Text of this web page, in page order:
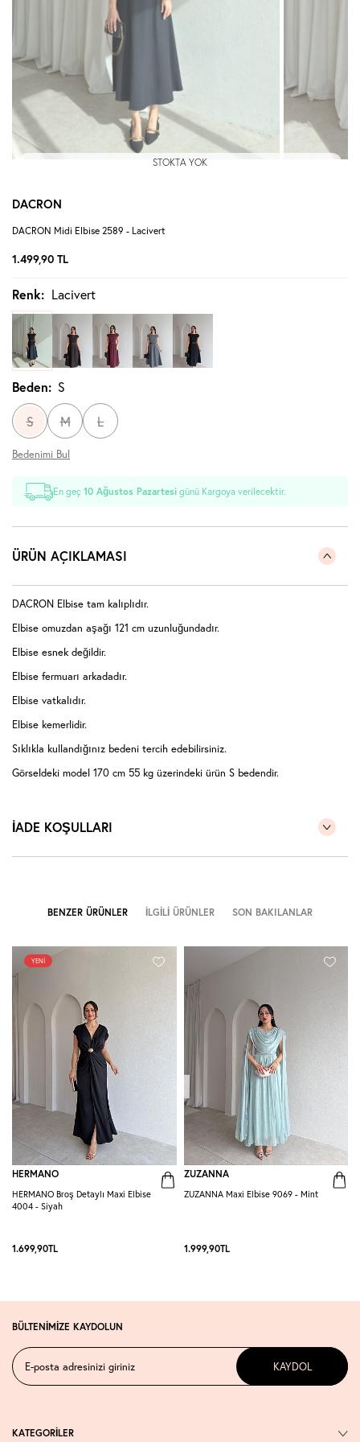
STOKTA YOK
DACRON
DACRON Midi Elbise 2589 - Lacivert
1.499,90 TL
Renk: Lacivert
Beden: S
S M L
Bedenimi Bul
En geç10 Ağustos Pazartesi günü Kargoya verilecektir.
ÜRÜN AÇIKLAMASI
DACRON Elbise tam kalıplıdır.
Elbise omuzdan aşağı 121 cm uzunluğundadır.
Elbise esnek değildir.
Elbise fermuarı arkadadır.
Elbise vatkalıdır.
Elbise kemerlidir.
Sıklıkla kullandığınız bedeni tercih edebilirsiniz.
Görseldeki model 170 cm 55 kg üzerindeki ürün S bedendir.
İADE KOŞULLARI
BENZER ÜRÜNLER İLGILI ÜRÜNLER SON BAKILANLAR
YENI
HERMANO
HERMANO Broş Detaylı Maxi Elbise
4004 - Siyah
1.699,90TL
ZUZANNA
ZUZANNA Maxi Elbise 9069 - Mint
1.999,90TL
BÜLTENİMİZE KAYDOLUN
KAYDOL
KATEGORİLER